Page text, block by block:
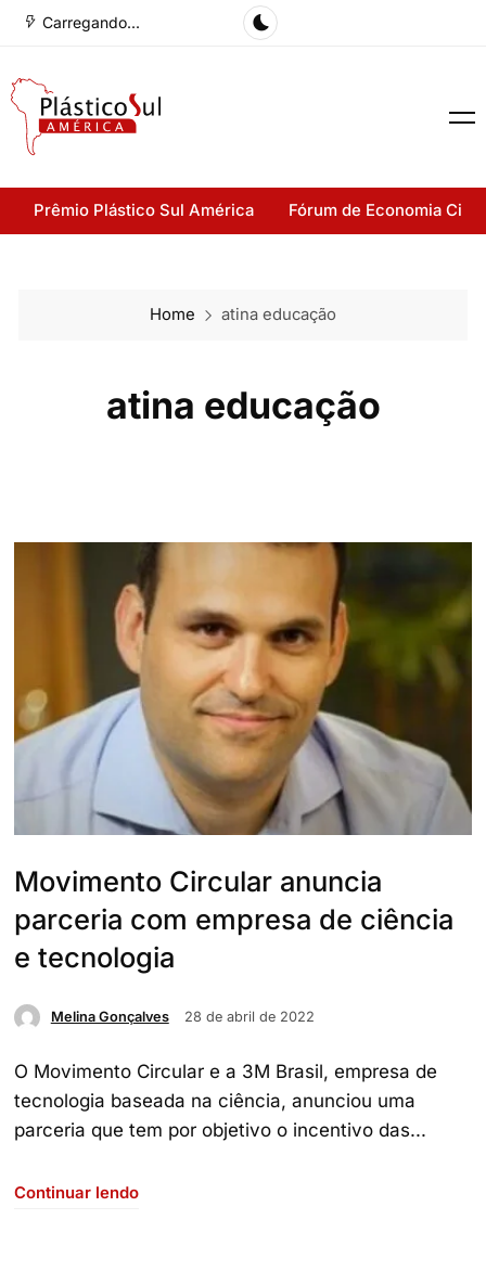
Carregando...
Prêmio Plástico Sul América Fórum de Economia
Home atina educação
atina educação
Movimento Circular anuncia
parceria com empresa de ciência
e tecnologia
Melina Gonçalves 28 de abril de 2022
O Movimento Circular e a 3M Brasil, empresa de
tecnologia baseada na ciência, anunciou uma
parceria que tem por objetivo o incentivo das...
Continuar lendo